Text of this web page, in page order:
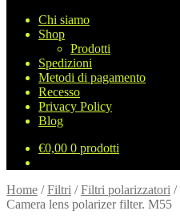
Chi siamo
Shop
Prodotti
Spedizioni
Metodi di pagamento
Recesso
Privacy Policy
Blog
€0,00 0 prodotti
Home /Filtri /Filtri polarizzatori /
Camera lens polarizer filter. M55